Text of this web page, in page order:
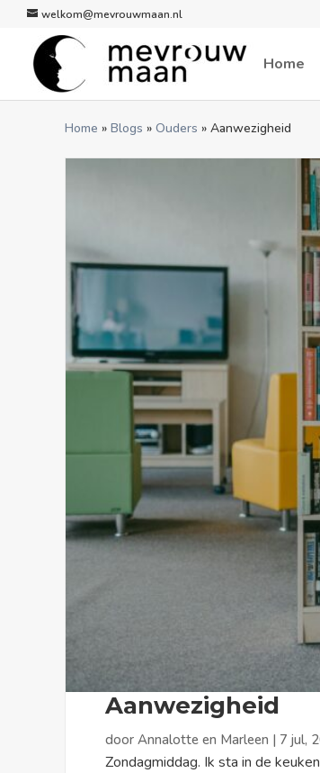
welkom@mevrouwmaan.nl
Home
Home » Blogs » Ouders » Aanwezigheid
Aanwezigheid
doorAnnalotte en Marleen | 7 jul,
Zondagmiddag. Ik sta in de